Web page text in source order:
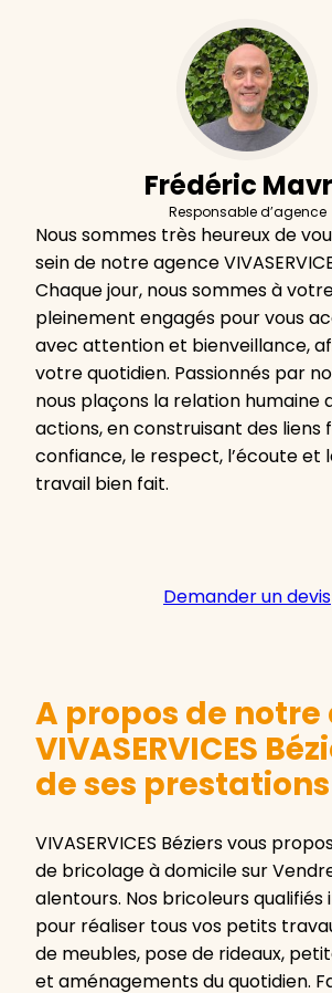
Frédéric
Responsable d’agence
Nous sommes très heureux de
sein de notre agence
Chaque jour, nous sommes à
pleinement engagés pour vous
avec attention et bienveillance,
votre quotidien. Passionnés par
nous plaçons la relation humaine
actions, en construisant des liens
confiance, le respect, l’écoute et
travail bien fait.
Demander un devis
A propos de
VIVASERVICES
de ses prestations
VIVASERVICES Béziers vous
de bricolage à domicile sur
alentours. Nos bricoleurs
pour réaliser tous vos petits
de meubles, pose de rideaux,
et aménagements du quotidien.